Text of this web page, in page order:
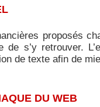
proposés
s’y retrouver.
de texte afin de
DU WEB